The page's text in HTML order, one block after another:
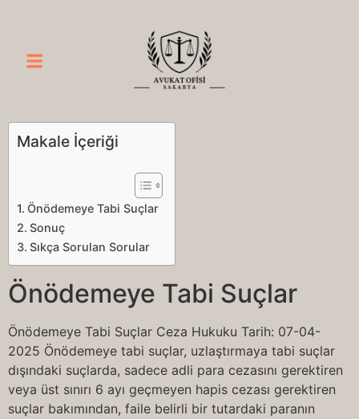
Makale İçeriği
Önödemeye Tabi Suçlar
Sonuç
Sıkça Sorulan Sorular
Önödemeye Tabi Suçlar
Önödemeye Tabi Suçlar Ceza Hukuku Tarih: 07-04-
2025 Önödemeye tabi suçlar, uzlaştırmaya tabi suçlar
dışındaki suçlarda, sadece adli para cezasını gerektiren
veya üst sınırı 6 ayı geçmeyen hapis cezası gerektiren
suçlar bakımından, faile belirli bir tutardaki paranın